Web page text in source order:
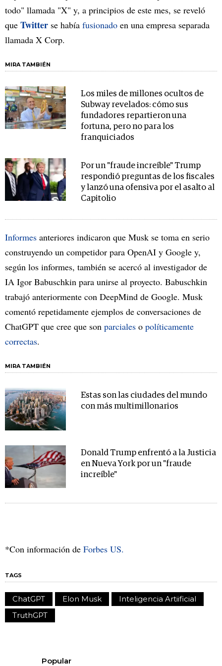
todo" llamada "X" y, a principios de este mes, se reveló
que Twitter se había fusionado en una empresa separada
llamada X Corp.
MIRA TAMBIÉN
Los miles de millones ocultos de
Subway revelados: cómo sus
fundadores repartieron una
fortuna, pero no para los
franquiciados
Por un "fraude increíble" Trump
respondió preguntas de los fiscales
y lanzó una ofensiva por el asalto al
Capitolio
Informes anteriores indicaron que Musk se toma en serio
construyendo un competidor para OpenAI y Google y,
según los informes, también se acercó al investigador de
IA Igor Babuschkin para unirse al proyecto. Babuschkin
trabajó anteriormente con DeepMind de Google. Musk
comentó repetidamente ejemplos de conversaciones de
ChatGPT que cree que son parciales o políticamente
correctas.
MIRA TAMBIÉN
Estas son las ciudades del mundo
con más multimillonarios
Donald Trump enfrentó a la Justicia
en Nueva York por un "fraude
increíble"
*Con información de Forbes US.
TAGS
ChatGPT Elon Musk
Inteligencia Artiificial
TruthGPT
Popular